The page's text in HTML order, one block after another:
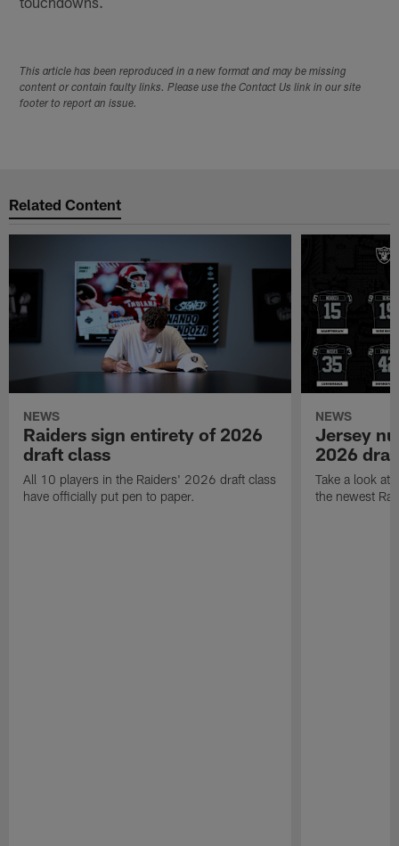
This article has been reproduced in a new format and may be missing
content or contain faulty links. Please use the Contact Us link in our site
footer to report an issue.
Related Content
NEWS
Raiders sign entirety of 2026
draft class
All 10 players in the Raiders' 2026 draft class
have officially put pen to paper.
NEWS
Jersey
2026
Take a look at
the newest